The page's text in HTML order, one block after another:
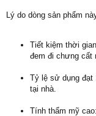
Lý do dòng sản phẩm
Tiết kiệm thời
đem đi chưng cất
Tỷ lệ sử dụng đạt
tại nhà.
Tính thẩm mỹ